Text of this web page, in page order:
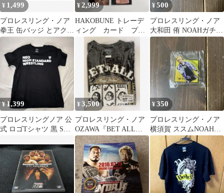
¥ 1,499
プロレスリング・ノア
拳王 缶バッジ とアクリ
ルキーホルダー2個セッ
¥2,999
HAKOBUNE トレーデ
ィング カード プロ
レスリング・ノア
OZAWA
¥500
プロレスリング・ノア
大和田 侑 NOAHガチャ
アクリルキーホルダー
¥1,399
プロレスリングノア 公
式 ロゴTシャツ 黒 Sサ
¥3,500
プロレスリング・ノア
OZAWA『BET ALL』T
シャツGOLD ver【S】
¥350
プロレスリング・ノア
横須賀 ススムNOAHガ
チャ アクリルスタンド